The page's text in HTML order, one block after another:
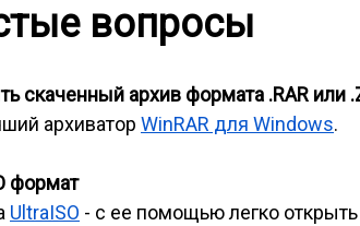
вопросы
скаченный архив формата .RAR или
архиватор WinRAR для Windows.
формат
UltraISO - с ее помощью легко